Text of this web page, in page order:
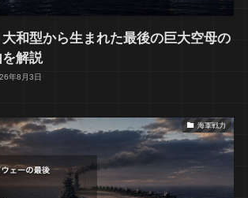
和型から生まれた最後の巨大空母の
解説
年8月3日
海軍戦力